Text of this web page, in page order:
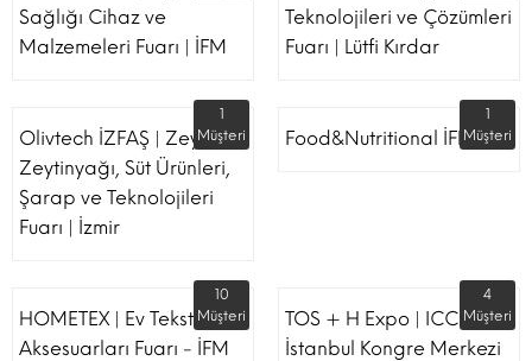
Sağlığı Cihaz ve
Malzemeleri Fuarı | İFM
Teknolojileri ve Çözümleri
Fuarı | Lütfi Kırdar
Olivtech İZFAŞ | Zeytin,
Zeytinyağı, Süt Ürünleri,
Şarap ve Teknolojileri
Fuarı | İzmir
1
Müşteri
Food&Nutritional İFM
1
Müşteri
HOMETEX | Ev Tekstili Ve
Aksesuarları Fuarı - İFM
10
Müşteri
TOS + H Expo | ICC -
İstanbul Kongre Merkezi
4
Müşteri